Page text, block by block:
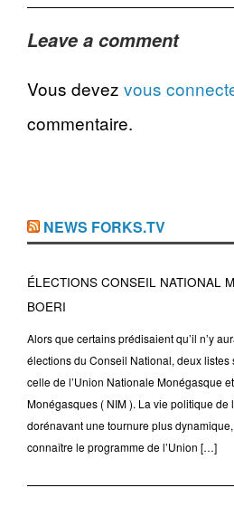
Leave a comment
Vous devez vous
commentaire.
NEWS FORKS.TV
ÉLECTIONS CONSEIL NATIONAL
BOERI
Alors que certains prédisaient qu’il n’y
élections du Conseil National, deux listes
celle de l’Union Nationale Monégasque
Monégasques ( NIM ). La vie politique
dorénavant une tournure plus
connaître le programme de l’Union […]